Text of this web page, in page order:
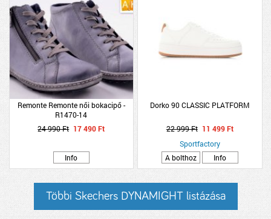
Remonte Remonte női bokacipő -
R1470-14
24 990 Ft 17 490 Ft
Info
Dorko 90 CLASSIC PLATFORM
22 999 Ft 11 499 Ft
Sportfactory
A bolthoz
Info
Többi Skechers DYNAMIGHT listázása